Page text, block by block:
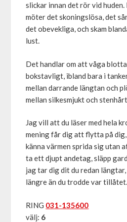
slickar innan det rör vid
möter det skoningslösa, det
det obevekliga, och skam
lust.
Det handlar om att våga
bokstavligt, ibland bara i
mellan darrande längtan och
mellan silkesmjukt och stenhårt.
Jag vill att du läser med hela
mening får dig att flytta på
känna värmen sprida sig utan
ta ett djupt andetag, släpp
jag tar dig dit du redan
längre än du trodde var tillåtet.
RING 031-135600
välj: 6